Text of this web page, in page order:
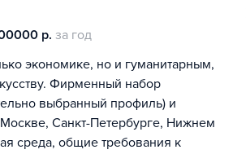
р. за год
экономике, но и гуманитарным,
Фирменный набор
выбранный профиль) и
Санкт-Петербурге, Нижнем
среда, общие требования к